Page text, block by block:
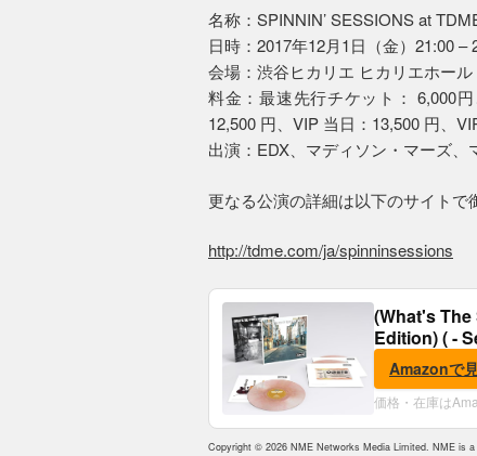
名称：SPINNIN’ SESSIONS at
日時：2017年12月1日（金）21:00 –
会場：渋谷ヒカリエ ヒカリエホー
料金：最速先行チケット： 6,000
12,500 円、VIP 当日：13,500 円、
出演：EDX、マディソン・マーズ
更なる公演の詳細は以下のサイトで
http://tdme.com/ja/spinninsessions
(What's
Edition) ( -
Amazonで
価格・在庫は
Copyright © 2026 NME Networks Media Limited. NME is